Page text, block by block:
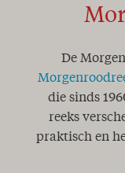
De
die sinds
reeks
praktisch en